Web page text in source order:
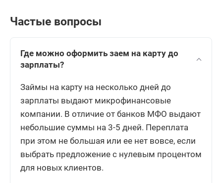
Частые вопросы
Где можно оформить заем на карту до
зарплаты?
Займы на карту на несколько дней до
зарплаты выдают микрофинансовые
компании. В отличие от банков МФО выдают
небольшие суммы на 3-5 дней. Переплата
при этом не большая или ее нет вовсе, если
выбрать предложение с нулевым процентом
для новых клиентов.